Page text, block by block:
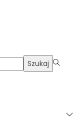
Szukaj